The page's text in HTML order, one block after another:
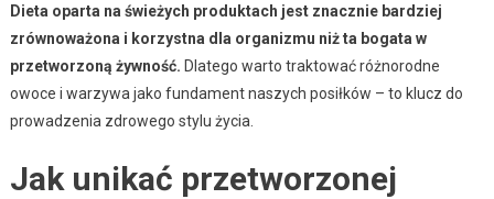
Dieta oparta na świeżych produktach jest znacznie bardziej
zrównoważona i korzystna dla organizmu niż ta bogata w
przetworzoną żywność. Dlatego warto traktować różnorodne
owoce i warzywa jako fundament naszych posiłków – to klucz do
prowadzenia zdrowego stylu życia.
Jak unikać przetworzonej